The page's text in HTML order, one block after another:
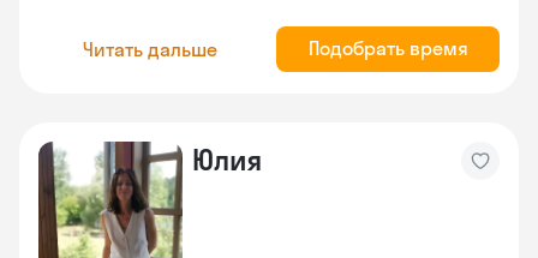
Читать дальше Подобрать время
Юлия